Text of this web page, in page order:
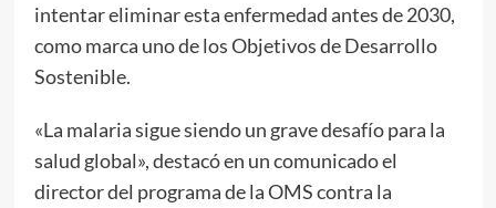
intentar eliminar esta enfermedad antes de 2030,
como marca uno de los Objetivos de Desarrollo
Sostenible.
«La malaria sigue siendo un grave desafío para la
salud global», destacó en un comunicado el
director del programa de la OMS contra la